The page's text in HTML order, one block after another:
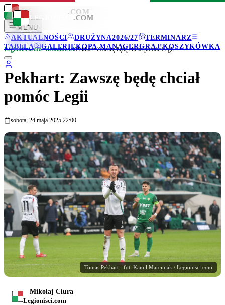
LEGIONISCI .COM
MENU
AKTUALNOŚCI
DRUŻYNA2026/27
TERMINARZ
TABELA
GALERIEKOPA MANAGERGRAJ!KOSZYKÓWKA
LEGIONISCI .COM
Legionisci.com/Aktualności/Pekhart: Zawszę będę chciał pomóc Legii
Pekhart: Zawszę będę chciał
pomóc Legii
sobota, 24 maja 2025 22:00
Tomas Pekhart - fot. Kamil Marciniak / Legionisci.com
Mikołaj Ciura
Legionisci.com